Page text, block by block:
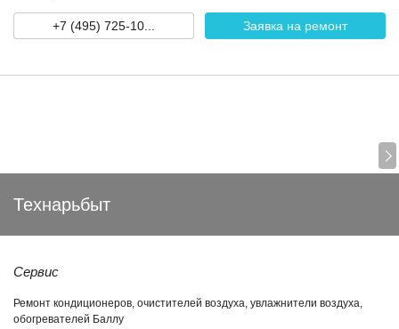
+7 (495) 725-10... Заявка на ремонт
Технарьбыт
Сервис
Ремонт кондиционеров, очистителей воздуха, увлажнители воздуха,
обогревателей Баллу